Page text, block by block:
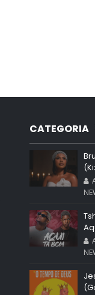
CATEGORIA